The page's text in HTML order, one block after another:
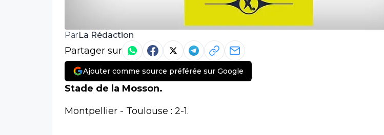
ParLa Rédaction
Partager sur
Ajouter comme source préférée sur Google
Stade de la Mosson.
Montpellier - Toulouse : 2-1.